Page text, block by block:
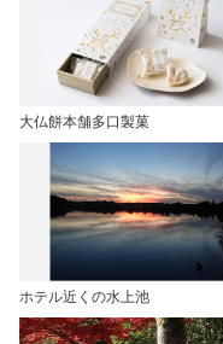
大仏餅本舗多口製菓
ホテル近くの水上池